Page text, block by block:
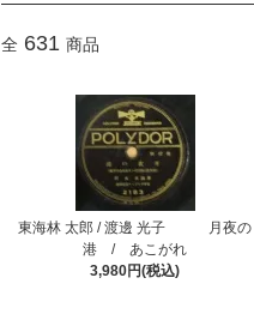
全 631 商品
東海林 太郎 / 渡邊 光子 月夜の
港 / あこがれ
3,980円(税込)